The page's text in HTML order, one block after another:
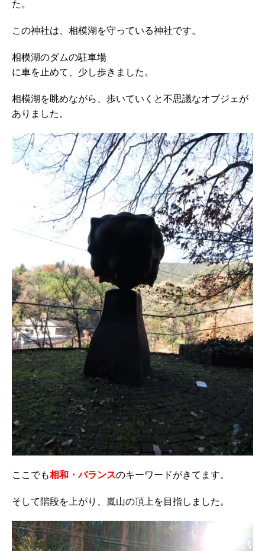
た。
この神社は、相模湖を守っている神社です。
相模湖のダムの駐車場
に車を止めて、少し歩きました。
相模湖を眺めながら、歩いていくと不思議なオブジェが
ありました。
ここでも相和・バランスのキーワードがきてます。
そして階段を上がり、嵐山の頂上を目指しました。